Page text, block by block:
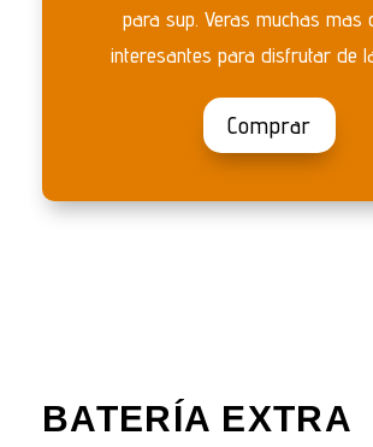
para sup. Veras muchas mas
interesantes para disfrutar de
Comprar
BATERÍA EXTRA